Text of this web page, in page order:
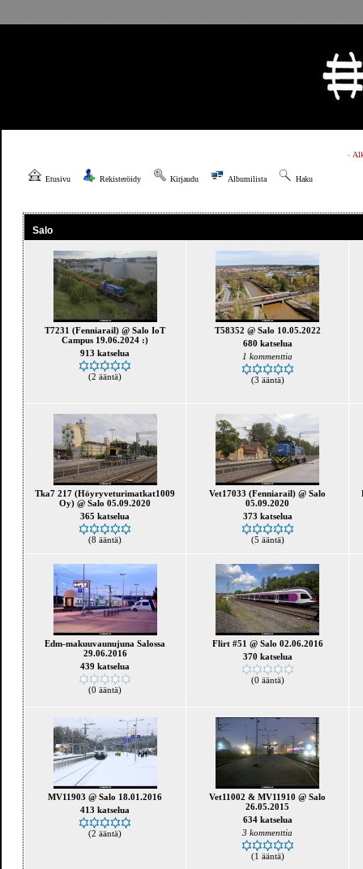
»
Etusivu Rekisteröidy Kirjaudu Albumilista Haku
Salo
T7231 (Fenniarail) @ Salo IoT
Campus 19.06.2024 :)
913 katselua
(2 ääntä)
T58352 @ Salo 10.05.2022
680 katselua
1 kommenttia
(3 ääntä)
Tka7 217 (Höyryveturimatkat1009
Oy) @ Salo 05.09.2020
365 katselua
(8 ääntä)
Vet17033 (Fenniarail) @ Salo
05.09.2020
373 katselua
(5 ääntä)
Edm-makuuvaunujuna Salossa
29.06.2016
439 katselua
(0 ääntä)
Flirt #51 @ Salo 02.06.2016
370 katselua
(0 ääntä)
MV11903 @ Salo 18.01.2016
413 katselua
(2 ääntä)
Vet11002 & MV11910 @ Salo
26.05.2015
634 katselua
3 kommenttia
(1 ääntä)